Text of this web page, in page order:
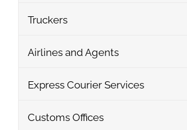
Truckers
Airlines and Agents
Express Courier Services
Customs Offices